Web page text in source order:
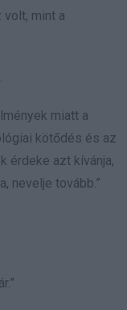
volt, mint a
miatt a
kötődés és az
érdeke azt kívánja,
nevelje tovább.”